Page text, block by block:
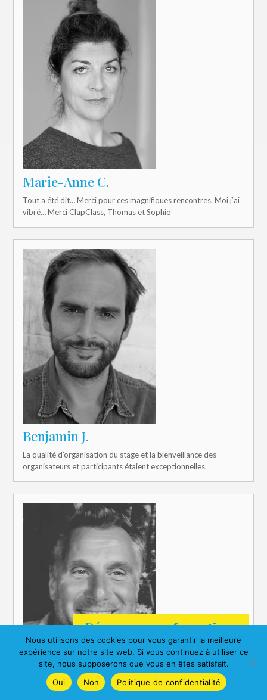
Marie-Anne C.
Tout a été dit… Merci pour ces magnifiques rencontres. Moi j’ai
vibré… Merci ClapClass, Thomas et Sophie
Benjamin J.
La qualité d’organisation du stage et la bienveillance des
organisateurs et participants étaient exceptionnelles.
Jacques N.
Découvrez nos formations
Nous utilisons des cookies pour vous garantir la meilleure
expérience sur notre site web. Si vous continuez à utiliser ce
site, nous supposerons que vous en êtes satisfait.
Oui
Non Politique de confidentialité